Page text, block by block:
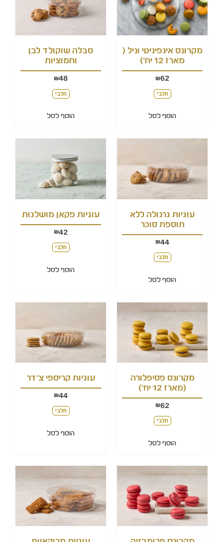
מקרונס אינפיניטי וניל (
מארז 12 יח')
62
₪
חלבי
הוסף לסל
סבלה שוקולד לבן
וחמוציות
48
₪
חלבי
הוסף לסל
עוגיות גרנולה ללא
תוספת סוכר
44
₪
חלבי
הוסף לסל
עוגיות פקאן מושלגות
42
₪
חלבי
הוסף לסל
מקרונס פסיפלורה
(מארז 12 יח')
62
₪
חלבי
הוסף לסל
עוגיות קריספי צ'דר
44
₪
חלבי
הוסף לסל